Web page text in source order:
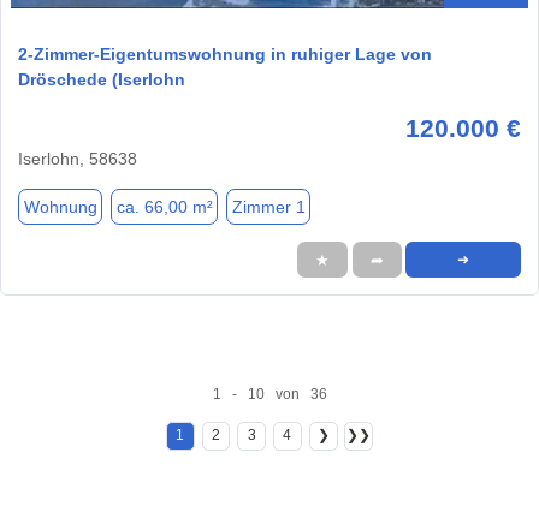
2-Zimmer-Eigentumswohnung in ruhiger Lage von
Dröschede (Iserlohn
120.000 €
Iserlohn, 58638
Wohnung ca. 66,00 m² Zimmer 1
★ ➦ ➜
1 - 10 von 36
1 2 3 4 ❯ ❯❯